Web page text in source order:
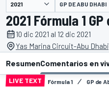
GP DE ABU DHABI
2021 Fórmula 1
10 dic 2021 al 12 dic 2021
Yas Marina Circuit-Abu
ResumenComentarios en
LIVE TEXT Fórmula 1 GP de